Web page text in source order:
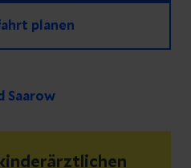
planen
Saarow